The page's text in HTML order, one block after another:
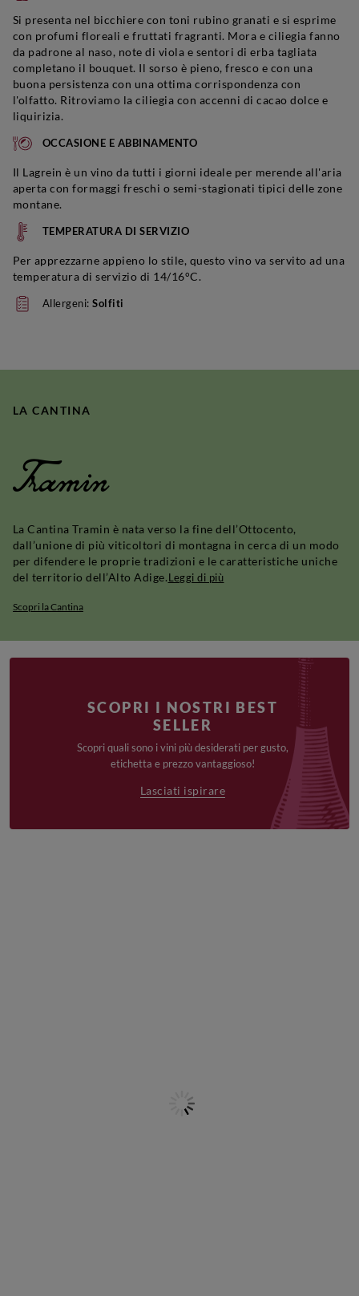
Si presenta nel bicchiere con toni rubino granati e si esprime
con profumi floreali e fruttati fragranti. Mora e ciliegia fanno
da padrone al naso, note di viola e sentori di erba tagliata
completano il bouquet. Il sorso è pieno, fresco e con una
buona persistenza con una ottima corrispondenza con
l'olfatto. Ritroviamo la ciliegia con accenni di cacao dolce e
liquirizia.
OCCASIONE E ABBINAMENTO
Il Lagrein è un vino da tutti i giorni ideale per merende all'aria
aperta con formaggi freschi o semi-stagionati tipici delle zone
montane.
TEMPERATURA DI SERVIZIO
Per apprezzarne appieno lo stile, questo vino va servito ad una
temperatura di servizio di 14/16°C.
Allergeni:Solfiti
LA CANTINA
Tramin
La Cantina Tramin è nata verso la fine dell’Ottocento,
dall’unione di più viticoltori di montagna in cerca di un modo
per difendere le proprie tradizioni e le caratteristiche uniche
del territorio dell’Alto Adige.Leggi di più
Scopri la Cantina
SCOPRI I NOSTRI BEST
SELLER
Scopri quali sono i vini più desiderati per gusto,
etichetta e prezzo vantaggioso!
Lasciati ispirare